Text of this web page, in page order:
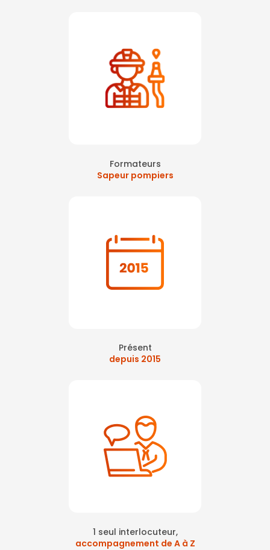
Formateurs
Sapeur pompiers
Présent
depuis 2015
1 seul interlocuteur,
accompagnement de A à Z